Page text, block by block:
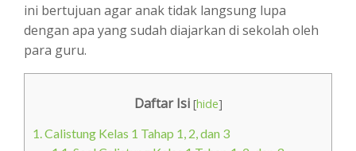
ini bertujuan agar anak tidak langsung lupa
dengan apa yang sudah diajarkan di sekolah oleh
para guru.
Daftar Isi [hide]
1.Calistung Kelas 1 Tahap 1, 2, dan 3